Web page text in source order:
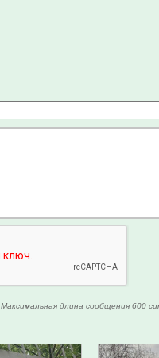
Максимальная длина сообщения 600